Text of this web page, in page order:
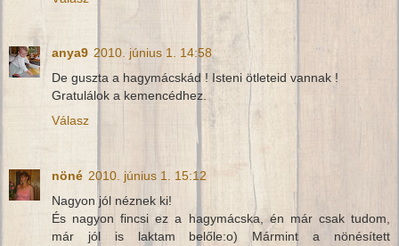
anya9 2010. június 1. 14:58
De guszta a hagymácskád ! Isteni ötleteid vannak !
Gratulálok a kemencédhez.
Válasz
nöné 2010. június 1. 15:12
Nagyon jól néznek ki!
És nagyon fincsi ez a hagymácska, én már csak tudom,
már jól is laktam belőle:o) Mármint a nönésített